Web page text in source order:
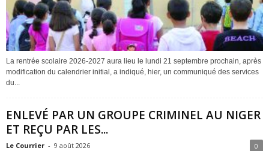
La rentrée scolaire 2026-2027 aura lieu le lundi 21 septembre prochain, après
modification du calendrier initial, a indiqué, hier, un communiqué des services
du...
ENLEVÉ PAR UN GROUPE CRIMINEL AU NIGER
ET REÇU PAR LES...
Le Courrier - 9 août 2026 0